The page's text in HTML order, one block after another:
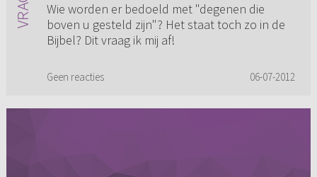
Wie worden er bedoeld met "degenen die
boven u gesteld zijn"? Het staat toch zo in de
Bijbel? Dit vraag ik mij af!
Geen reacties 06-07-2012